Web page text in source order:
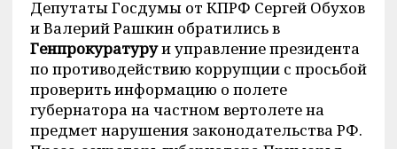
Депутаты Госдумы от КПРФ Сергей Обухов
и Валерий Рашкин обратились в
Генпрокуратуруи управление президента
по противодействию коррупции с просьбой
проверить информацию о полете
губернатора на частном вертолете на
предмет нарушения законодательства РФ.